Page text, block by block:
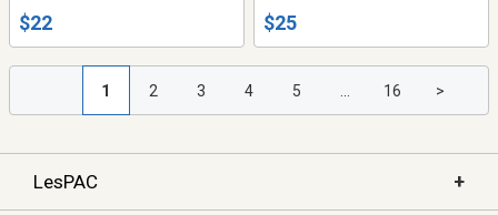
$22 $25
1 2 3 4 5 16 >
LesPAC +